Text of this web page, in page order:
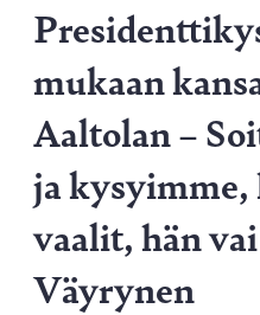
mukaan
Aaltolan –
ja
vaalit, hän
Väyrynen